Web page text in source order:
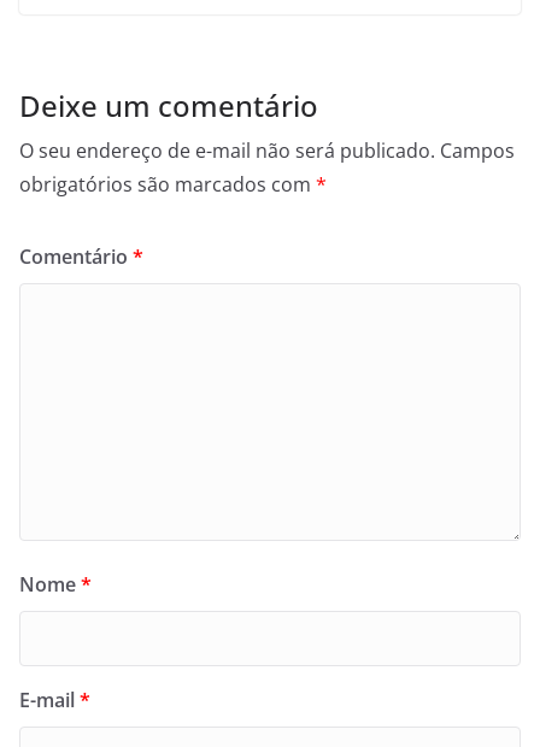
Deixe um comentário
O seu endereço de e-mail não será publicado. Campos
obrigatórios são marcados com *
Comentário *
Nome*
E-mail*